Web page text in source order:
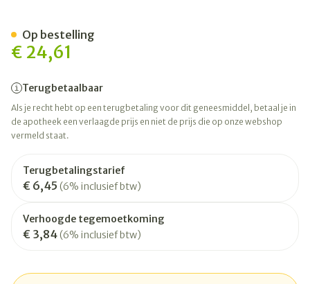
€ 24,61
Terugbetaalbaar
Als je recht hebt op een terugbetaling voor dit geneesmiddel, betaal je in
de apotheek een verlaagde prijs en niet de prijs die op onze webshop
vermeld staat.
Terugbetalingstarief
€ 6,45 (6% inclusief btw)
Verhoogde tegemoetkoming
€ 3,84(6% inclusief btw)
Op bestelling